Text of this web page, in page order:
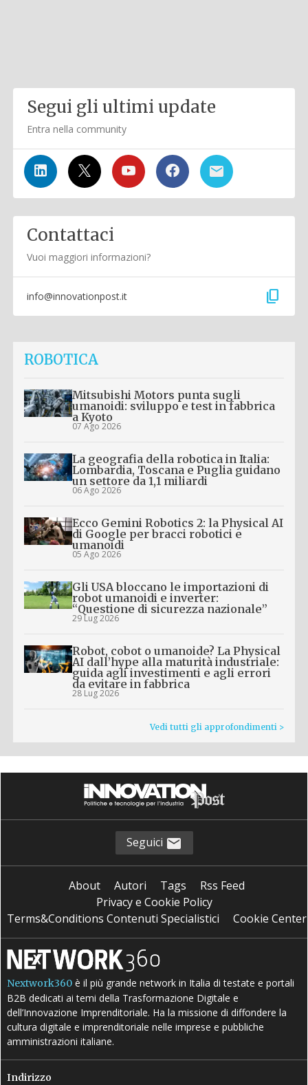
Segui gli ultimi update
Entra nella community
Contattaci
Vuoi maggiori informazioni?
info@innovationpost.it content_copy
ROBOTICA
Mitsubishi Motors punta sugli
umanoidi: sviluppo e test in fabbrica
a Kyoto
07 Ago 2026
La geografia della robotica in Italia:
Lombardia, Toscana e Puglia guidano
un settore da 1,1 miliardi
06 Ago 2026
Ecco Gemini Robotics 2: la Physical AI
di Google per bracci robotici e
umanoidi
05 Ago 2026
Gli USA bloccano le importazioni di
robot umanoidi e inverter:
“Questione di sicurezza nazionale”
29 Lug 2026
Robot, cobot o umanoide? La Physical
AI dall’hype alla maturità industriale:
guida agli investimenti e agli errori
da evitare in fabbrica
28 Lug 2026
Vedi tutti gli approfondimenti >
Seguici
About Autori Tags
Rss Feed
Privacy e Cookie Policy
Terms&Conditions Contenuti Specialistici
Cookie Center
Nextwork360 è il più grande network in Italia di testate e portali
B2B dedicati ai temi della Trasformazione Digitale e
dell’Innovazione Imprenditoriale. Ha la missione di diffondere la
cultura digitale e imprenditoriale nelle imprese e pubbliche
amministrazioni italiane.
Indirizzo